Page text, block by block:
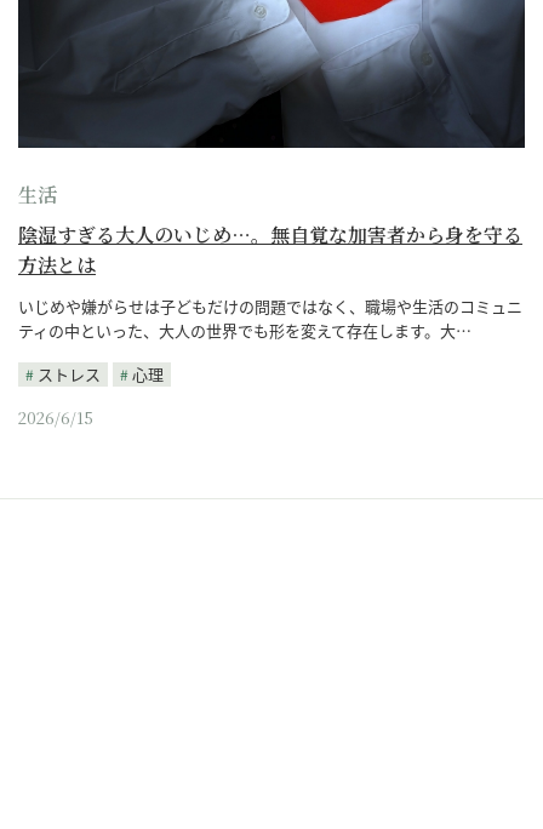
生活
陰湿すぎる大人のいじめ…。無自覚な加害者から身を守る
方法とは
いじめや嫌がらせは子どもだけの問題ではなく、職場や生活のコミュニ
ティの中といった、大人の世界でも形を変えて存在します。大…
ストレス
心理
2026/6/15